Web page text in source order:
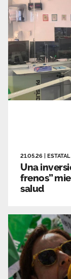
21.05.26 ESTATAL
Una
frenos”
salud